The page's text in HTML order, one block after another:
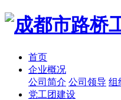
首页
企业概况
公司简介 公司领导 组
党工团建设